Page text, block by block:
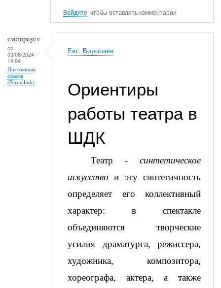
Войдите, чтобы оставлять комментарии
evoropayev
ср,
03/06/2024 -
14:04
Постоянная
ссылка
(Permalink)
Евг. Воропаев
Ориентиры
работы театра в
ШДК
Театр - синтетическое
искусство и эту синтетичность
определяет его коллективный
характер: в спектакле
объединяются творческие
усилия драматурга, режиссера,
художника, композитора,
хореографа, актера, а также